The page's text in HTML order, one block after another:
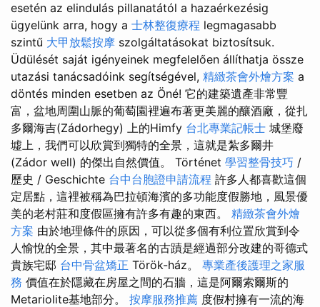
esetén az elindulás pillanatától a hazaérkezésig
ügyelünk arra, hogy a 士林整復療程 legmagasabb
szintű 大甲放鬆按摩 szolgáltatásokat biztosítsuk.
Üdülését saját igényeinek megfelelően állíthatja össze
utazási tanácsadóink segítségével, 精緻茶會外燴方案 a
döntés minden esetben az Öné! 它的建築遺產非常豐
富，盆地周圍山脈的葡萄園裡遍布著更美麗的釀酒廠，從扎
多爾海吉(Zádorhegy) 上的Himfy 台北專業記帳士 城堡廢
墟上，我們可以欣賞到獨特的全景，這就是紮多爾井
(Zádor well) 的傑出自然價值。 Történet 學習整骨技巧 /
歷史 / Geschichte 台中台胞證申請流程 許多人都喜歡這個
定居點，這裡被稱為巴拉頓海濱的多功能度假勝地，風景優
美的老村莊和度假區擁有許多有趣的東西。 精緻茶會外燴
方案 由於地理條件的原因，可以從多個有利位置欣賞到令
人愉悅的全景，其中最著名的古蹟是經過部分改建的哥德式
貴族宅邸 台中骨盆矯正 Török-ház。 專業產後護理之家服
務 價值在於隱藏在房屋之間的石牆，這是阿爾索爾斯的
Metariolite基地部分。 按摩服務推薦 度假村擁有一流的海